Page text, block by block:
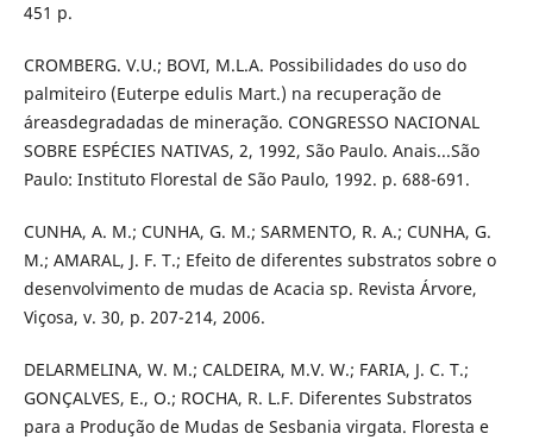
451 p.
CROMBERG. V.U.; BOVI, M.L.A. Possibilidades do uso do
palmiteiro (Euterpe edulis Mart.) na recuperação de
áreasdegradadas de mineração. CONGRESSO NACIONAL
SOBRE ESPÉCIES NATIVAS, 2, 1992, São Paulo. Anais...São
Paulo: Instituto Florestal de São Paulo, 1992. p. 688-691.
CUNHA, A. M.; CUNHA, G. M.; SARMENTO, R. A.; CUNHA, G.
M.; AMARAL, J. F. T.; Efeito de diferentes substratos sobre o
desenvolvimento de mudas de Acacia sp. Revista Árvore,
Viçosa, v. 30, p. 207-214, 2006.
DELARMELINA, W. M.; CALDEIRA, M.V. W.; FARIA, J. C. T.;
GONÇALVES, E., O.; ROCHA, R. L.F. Diferentes Substratos
para a Produção de Mudas de Sesbania virgata. Floresta e